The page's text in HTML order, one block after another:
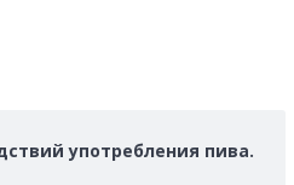
употребления пива.